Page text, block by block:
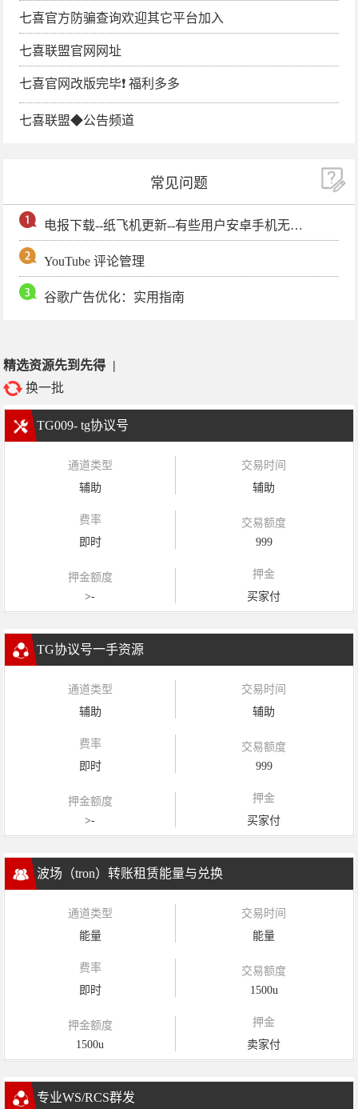
七喜官方防骗查询欢迎其它平台加入
七喜联盟官网网址
七喜官网改版完毕❗️ 福利多多
七喜联盟◆公告频道
常见问题
电报下载--纸飞机更新--有些用户安卓手机无法更新电报软件
YouTube 评论管理
谷歌广告优化：实用指南
精选资源先到先得 |
换一批
TG009- tg协议号
通道类型
辅助
交易时间
辅助
费率
即时
交易额度
999
押金额度
>-
押金
买家付
TG协议号一手资源
通道类型
辅助
交易时间
辅助
费率
即时
交易额度
999
押金额度
>-
押金
买家付
波场（tron）转账租赁能量与兑换
通道类型
能量
交易时间
能量
费率
即时
交易额度
1500u
押金额度
1500u
押金
卖家付
专业WS/RCS群发